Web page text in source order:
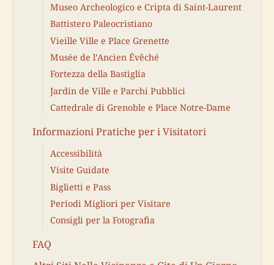
Museo Archeologico e Cripta di Saint-Laurent
Battistero Paleocristiano
Vieille Ville e Place Grenette
Musée de l’Ancien Évêché
Fortezza della Bastiglia
Jardin de Ville e Parchi Pubblici
Cattedrale di Grenoble e Place Notre-Dame
Informazioni Pratiche per i Visitatori
Accessibilità
Visite Guidate
Biglietti e Pass
Periodi Migliori per Visitare
Consigli per la Fotografia
FAQ